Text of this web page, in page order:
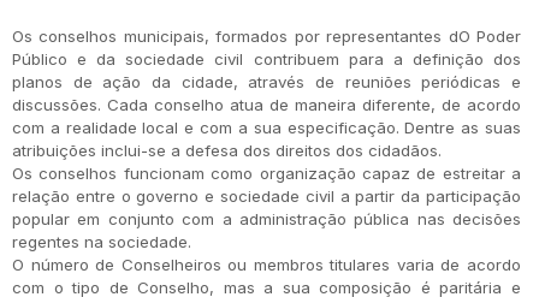
Os conselhos municipais, formados por representantes dO Poder
Público e da sociedade civil contribuem para a definição dos
planos de ação da cidade, através de reuniões periódicas e
discussões. Cada conselho atua de maneira diferente, de acordo
com a realidade local e com a sua especificação. Dentre as suas
atribuições inclui-se a defesa dos direitos dos cidadãos.
Os conselhos funcionam como organização capaz de estreitar a
relação entre o governo e sociedade civil a partir da participação
popular em conjunto com a administração pública nas decisões
regentes na sociedade.
O número de Conselheiros ou membros titulares varia de acordo
com o tipo de Conselho, mas a sua composição é paritária e